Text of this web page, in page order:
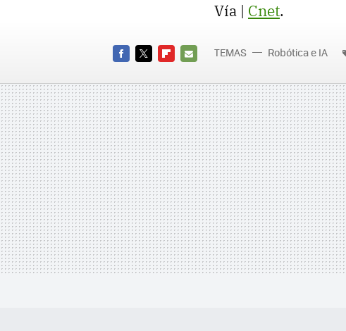
Vía | Cnet.
MAIL
TEMAS Robótica e IA